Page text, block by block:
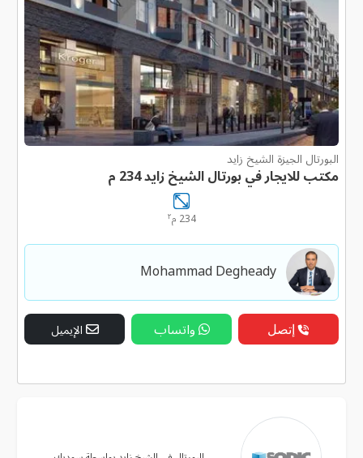
البورتال الجيزة الشيخ زايد
مكتب للايجار في بورتال الشيخ زايد 234 م
234 م ٢
Mohammad Degheady
إتصل واتساب الإيميل